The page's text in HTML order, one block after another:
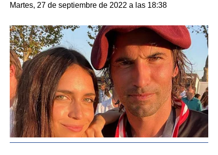
Martes, 27 de septiembre de 2022 a las 18:38